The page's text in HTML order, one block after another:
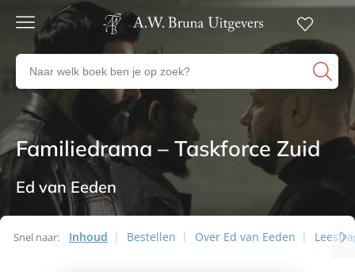
Gratis
23:00
besteld,
volgende
werkdag
in huis
Veilig
betalen
retourneren
Zoeken
naar
boeken,
auteurs
en
uitgevers
Thrillers
Familiedrama – Taskforce Zuid
Ed van Eeden
Snel naar: Inhoud Bestellen Over Ed van Eeden